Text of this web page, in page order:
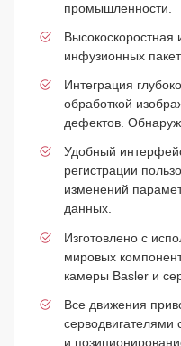
промышленности.
Высокоскоростная
инфузионных
Интеграция
обработкой
дефектов.
Удобный
регистрации
изменений
данных.
Изготовлено с
мировых
камеры Basler и
Все движения
серводвигателями
и